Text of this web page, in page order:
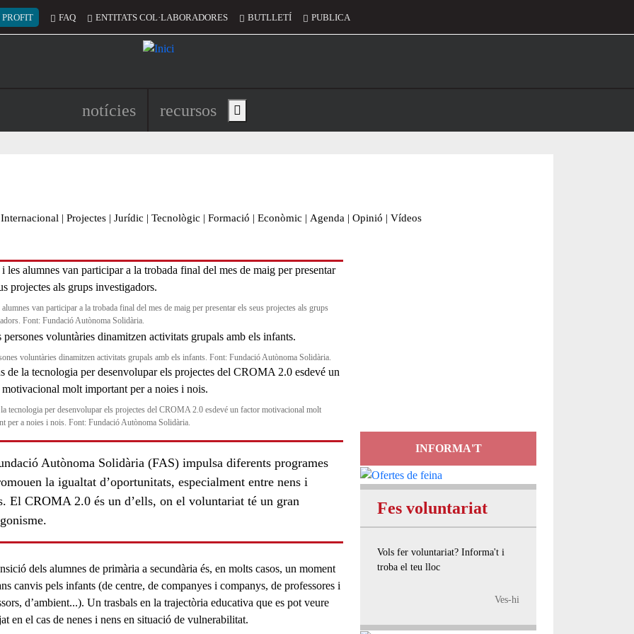
del compte d'usuari
PROFIT FAQ ENTITATS COL·LABORADORES BUTLLETÍ PUBLICA
Navegació principal de l'encapçalament
notícies recursos Show main menu
Internacional | Projectes | Jurídic | Tecnològic | Formació | Econòmic | Agenda | Opinió | Vídeos
van participar a la trobada final del mes de maig per presentar els seus projectes als grups
Font: Fundació Autònoma Solidària.
voluntàries dinamitzen activitats grupals amb els infants. Font: Fundació Autònoma Solidària.
la tecnologia per desenvolupar els projectes del CROMA 2.0 esdevé un factor motivacional molt
per a noies i nois. Font: Fundació Autònoma Solidària.
Autònoma Solidària (FAS) impulsa diferents programes
la igualtat d’oportunitats, especialment entre nens i
El CROMA 2.0 és un d’ells, on el voluntariat té un gran
dels alumnes de primària a secundària és, en molts casos, un moment
canvis pels infants (de centre, de companyes i companys, de professores i
d’ambient...). Un trasbals en la trajectòria educativa que es pot veure
en el cas de nenes i nens en situació de vulnerabilitat.
INFORMA'T
Fes voluntariat
Vols fer voluntariat? Informa't i
troba el teu lloc
Ves-hi